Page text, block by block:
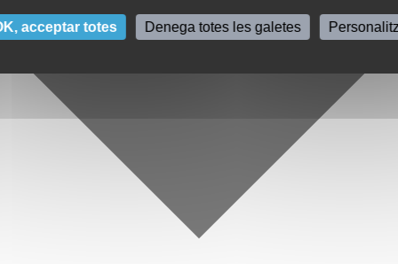
acceptar totes Denega totes les galetes